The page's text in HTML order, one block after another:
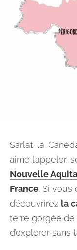
Sarlat-la-
aime l’appeler,
Nouvelle
France. Si vous
découvrirez la
terre gorgée de
d’explorer sans